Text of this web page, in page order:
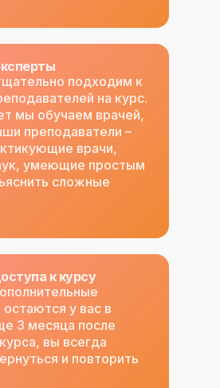
подходим к
на курс.
мы обучаем врачей,
преподаватели –
врачи,
умеющие простым
сложные
к курсу
у вас в
3 месяца после
вы всегда
и повторить